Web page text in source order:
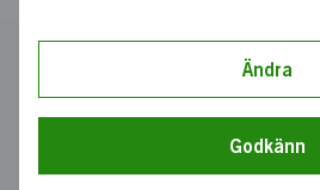
Ändra
Godkänn